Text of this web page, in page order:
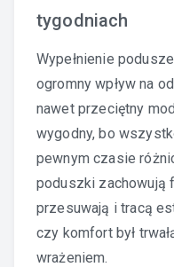
tygodniach
Wypełnienie
ogromny wpływ na
nawet przeciętny
wygodny, bo
pewnym czasie
poduszki zachowują
przesuwają i tracą
czy komfort był
wrażeniem.